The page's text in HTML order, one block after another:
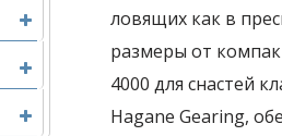
ловящих как в
размеры от
4000 для снастей
Hagane Gearing,